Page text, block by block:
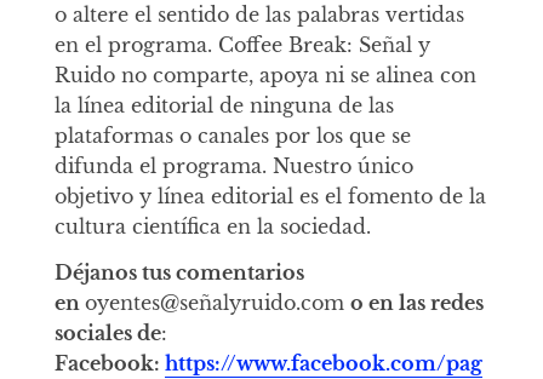
o altere el sentido de las palabras vertidas
en el programa. Coffee Break: Señal y
Ruido no comparte, apoya ni se alinea con
la línea editorial de ninguna de las
plataformas o canales por los que se
difunda el programa. Nuestro único
objetivo y línea editorial es el fomento de la
cultura científica en la sociedad.
Déjanos tus comentarios
en oyentes@señalyruido.com o en las redes
sociales de:
Facebook: https://www.facebook.com/pag